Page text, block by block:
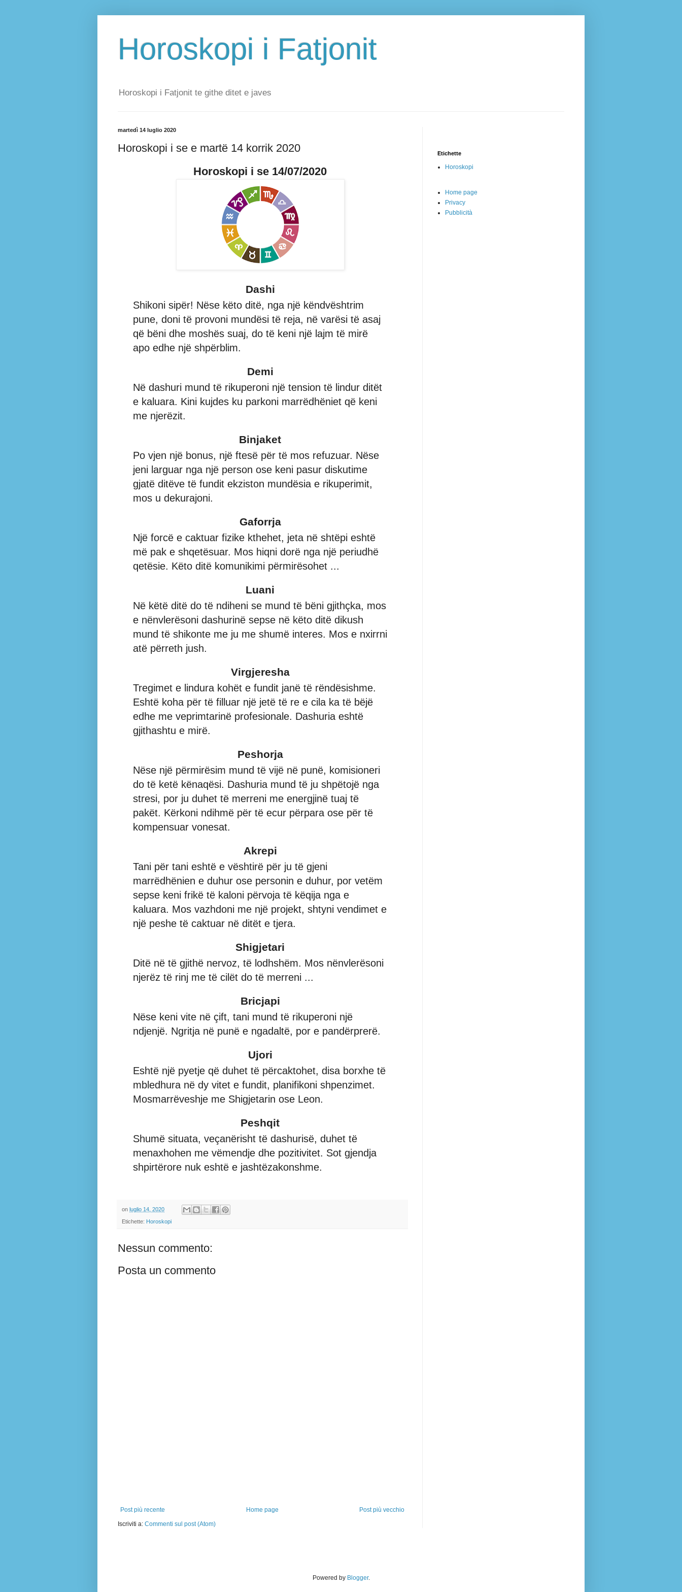
Horoskopi i Fatjonit
Horoskopi i Fatjonit te githe ditet e javes
martedì 14 luglio 2020
Horoskopi i se e martë 14 korrik 2020
Horoskopi i se 14/07/2020
Dashi
Shikoni sipër! Nëse këto ditë, nga një këndvështrim
pune, doni të provoni mundësi të reja, në varësi të asaj
që bëni dhe moshës suaj, do të keni një lajm të mirë
apo edhe një shpërblim.
Demi
Në dashuri mund të rikuperoni një tension të lindur ditët
e kaluara. Kini kujdes ku parkoni marrëdhëniet që keni
me njerëzit.
Binjaket
Po vjen një bonus, një ftesë për të mos refuzuar. Nëse
jeni larguar nga një person ose keni pasur diskutime
gjatë ditëve të fundit ekziston mundësia e rikuperimit,
mos u dekurajoni.
Gaforrja
Një forcë e caktuar fizike kthehet, jeta në shtëpi eshtë
më pak e shqetësuar. Mos hiqni dorë nga një periudhë
qetësie. Këto ditë komunikimi përmirësohet ...
Luani
Në këtë ditë do të ndiheni se mund të bëni gjithçka, mos
e nënvlerësoni dashurinë sepse në këto ditë dikush
mund të shikonte me ju me shumë interes. Mos e nxirrni
atë përreth jush.
Virgjeresha
Tregimet e lindura kohët e fundit janë të rëndësishme.
Eshtë koha për të filluar një jetë të re e cila ka të bëjë
edhe me veprimtarinë profesionale. Dashuria eshtë
gjithashtu e mirë.
Peshorja
Nëse një përmirësim mund të vijë në punë, komisioneri
do të ketë kënaqësi. Dashuria mund të ju shpëtojë nga
stresi, por ju duhet të merreni me energjinë tuaj të
pakët. Kërkoni ndihmë për të ecur përpara ose për të
kompensuar vonesat.
Akrepi
Tani për tani eshtë e vështirë për ju të gjeni
marrëdhënien e duhur ose personin e duhur, por vetëm
sepse keni frikë të kaloni përvoja të këqija nga e
kaluara. Mos vazhdoni me një projekt, shtyni vendimet e
një peshe të caktuar në ditët e tjera.
Shigjetari
Ditë në të gjithë nervoz, të lodhshëm. Mos nënvlerësoni
njerëz të rinj me të cilët do të merreni ...
Bricjapi
Nëse keni vite në çift, tani mund të rikuperoni një
ndjenjë. Ngritja në punë e ngadaltë, por e pandërprerë.
Ujori
Eshtë një pyetje që duhet të përcaktohet, disa borxhe të
mbledhura në dy vitet e fundit, planifikoni shpenzimet.
Mosmarrëveshje me Shigjetarin ose Leon.
Peshqit
Shumë situata, veçanërisht të dashurisë, duhet të
menaxhohen me vëmendje dhe pozitivitet. Sot gjendja
shpirtërore nuk eshtë e jashtëzakonshme.
on luglio 14, 2020
Etichette: Horoskopi
Nessun commento:
Posta un commento
Post più recente Post più vecchio
Home page
Iscriviti a: Commenti sul post (Atom)
Etichette
Horoskopi
Home page
Privacy
Pubblicità
Powered by Blogger.